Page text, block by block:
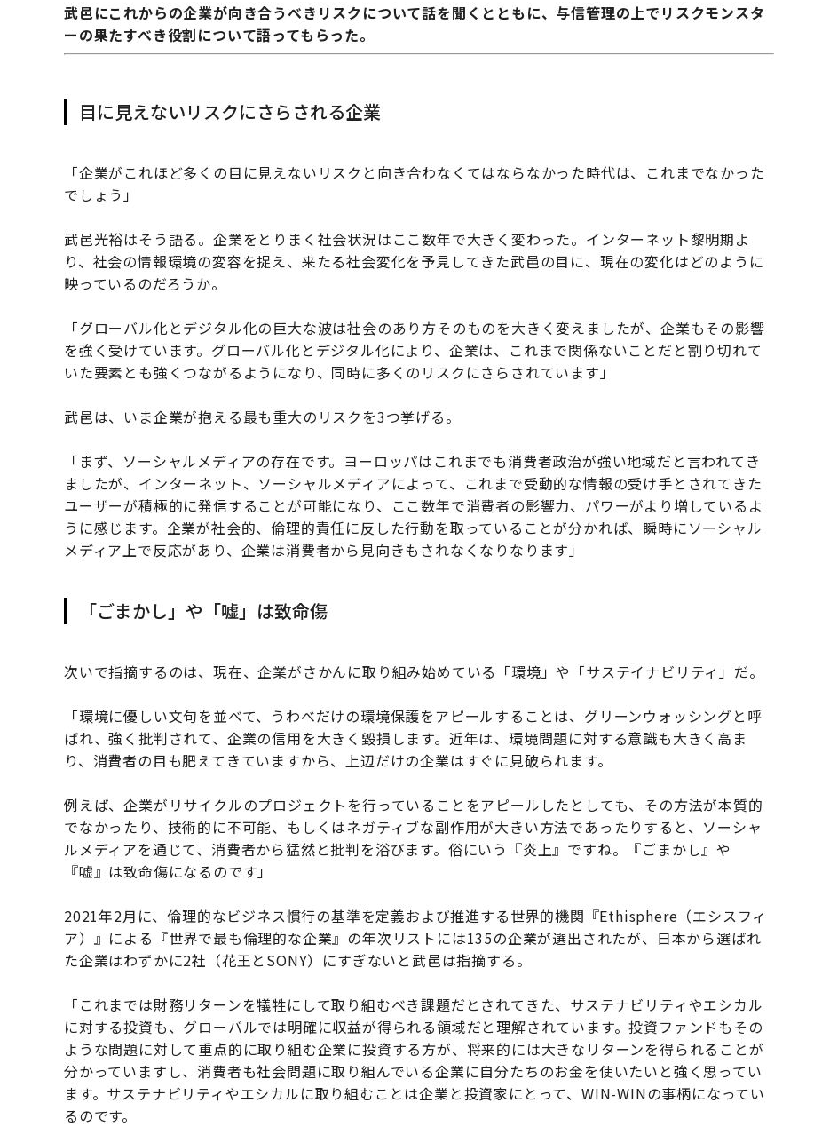
武邑にこれからの企業が向き合うべきリスクについて話を聞くとともに、与信管理の上でリスクモンスタ
ーの果たすべき役割について語ってもらった。
目に見えないリスクにさらされる企業
「企業がこれほど多くの目に見えないリスクと向き合わなくてはならなかった時代は、これまでなかった
でしょう」
武邑光裕はそう語る。企業をとりまく社会状況はここ数年で大きく変わった。インターネット黎明期よ
り、社会の情報環境の変容を捉え、来たる社会変化を予見してきた武邑の目に、現在の変化はどのように
映っているのだろうか。
「グローバル化とデジタル化の巨大な波は社会のあり方そのものを大きく変えましたが、企業もその影響
を強く受けています。グローバル化とデジタル化により、企業は、これまで関係ないことだと割り切れて
いた要素とも強くつながるようになり、同時に多くのリスクにさらされています」
武邑は、いま企業が抱える最も重大のリスクを3つ挙げる。
「まず、ソーシャルメディアの存在です。ヨーロッパはこれまでも消費者政治が強い地域だと言われてき
ましたが、インターネット、ソーシャルメディアによって、これまで受動的な情報の受け手とされてきた
ユーザーが積極的に発信することが可能になり、ここ数年で消費者の影響力、パワーがより増しているよ
うに感じます。企業が社会的、倫理的責任に反した行動を取っていることが分かれば、瞬時にソーシャル
メディア上で反応があり、企業は消費者から見向きもされなくなりなります」
「ごまかし」や「嘘」は致命傷
次いで指摘するのは、現在、企業がさかんに取り組み始めている「環境」や「サステイナビリティ」だ。
「環境に優しい文句を並べて、うわべだけの環境保護をアピールすることは、グリーンウォッシングと呼
ばれ、強く批判されて、企業の信用を大きく毀損します。近年は、環境問題に対する意識も大きく高ま
り、消費者の目も肥えてきていますから、上辺だけの企業はすぐに見破られます。
例えば、企業がリサイクルのプロジェクトを行っていることをアピールしたとしても、その方法が本質的
でなかったり、技術的に不可能、もしくはネガティブな副作用が大きい方法であったりすると、ソーシャ
ルメディアを通じて、消費者から猛然と批判を浴びます。俗にいう『炎上』ですね。『ごまかし』や
『嘘』は致命傷になるのです」
2021年2月に、倫理的なビジネス慣行の基準を定義および推進する世界的機関『Ethisphere（エシスフィ
ア）』による『世界で最も倫理的な企業』の年次リストには135の企業が選出されたが、日本から選ばれ
た企業はわずかに2社（花王とSONY）にすぎないと武邑は指摘する。
「これまでは財務リターンを犠牲にして取り組むべき課題だとされてきた、サステナビリティやエシカル
に対する投資も、グローバルでは明確に収益が得られる領域だと理解されています。投資ファンドもその
ような問題に対して重点的に取り組む企業に投資する方が、将来的には大きなリターンを得られることが
分かっていますし、消費者も社会問題に取り組んでいる企業に自分たちのお金を使いたいと強く思ってい
ます。サステナビリティやエシカルに取り組むことは企業と投資家にとって、WIN-WINの事柄になってい
るのです。